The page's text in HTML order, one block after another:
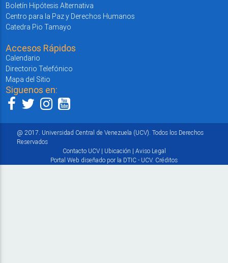
Boletín Hipótesis Alternativa
Centro para la Paz y Derechos Humanos
Catedra Pio Tamayo
Accesos Rápidos
Calendario
Directorio Telefónico
Mapa del Sitio
Siguenos en:
@ 2017. Universidad Central de Venezuela (UCV). Todos los Derechos
Reservados
Contacto UCV| Ubicación | Aviso Legal
Portal Web diseñado por la DTIC - UCV. Créditos